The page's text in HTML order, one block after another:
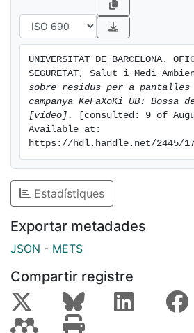
UNIVERSITAT DE BARCELONA.
SEGURETAT, Salut i Medi
sobre residus per a
campanya KeFaXoKi_UB: Bossa
[vídeo].
[consulted: 9 of
Available at:
https://hdl.handle.net/2445/
Estadístiques
Exportar metadades
JSON - METS
Compartir registre